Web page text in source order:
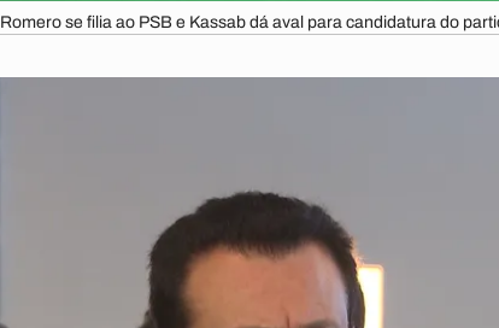
Romero se filia ao PSB e Kassab dá aval para candidatura do